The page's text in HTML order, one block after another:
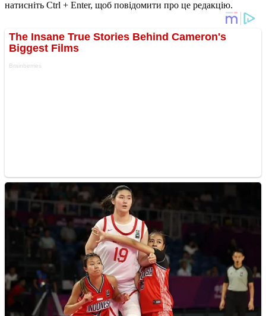
натисніть Ctrl + Enter, щоб повідомити про це редакцію.